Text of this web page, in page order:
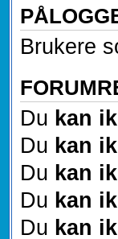
Brukere
Du kan
Du kan
Du kan
Du kan
Du kan